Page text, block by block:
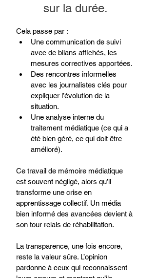
sur la durée.
Cela passe par :
Une communication de suivi
avec de bilans affichés, les
mesures correctives apportées.
Des rencontres informelles
avec les journalistes clés pour
expliquer l’évolution de la
situation.
Une analyse interne du
traitement médiatique (ce qui a
été bien géré, ce qui doit être
amélioré).
Ce travail de mémoire médiatique
est souvent négligé, alors qu’il
transforme une crise en
apprentissage collectif. Un média
bien informé des avancées devient à
son tour relais de réhabilitation.
La transparence, une fois encore,
reste la valeur sûre. L’opinion
pardonne à ceux qui reconnaissent